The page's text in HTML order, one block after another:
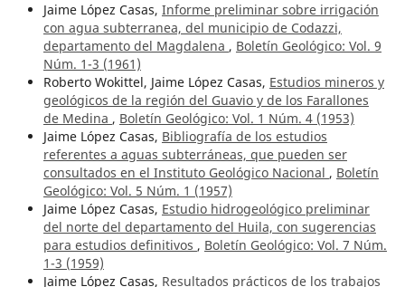
Jaime López Casas, Informe preliminar sobre irrigación
con agua subterranea, del municipio de Codazzi,
departamento del Magdalena , Boletín Geológico: Vol. 9
Núm. 1-3 (1961)
Roberto Wokittel, Jaime López Casas, Estudios mineros y
geológicos de la región del Guavio y de los Farallones
de Medina , Boletín Geológico: Vol. 1 Núm. 4 (1953)
Jaime López Casas, Bibliografía de los estudios
referentes a aguas subterráneas, que pueden ser
consultados en el Instituto Geológico Nacional , Boletín
Geológico: Vol. 5 Núm. 1 (1957)
Jaime López Casas, Estudio hidrogeológico preliminar
del norte del departamento del Huila, con sugerencias
para estudios definitivos , Boletín Geológico: Vol. 7 Núm.
1-3 (1959)
Jaime López Casas, Resultados prácticos de los trabajos